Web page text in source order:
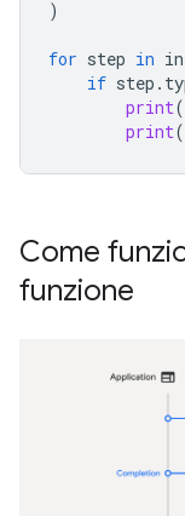
)
for step in
if step .
print(
print(
Come
funzione